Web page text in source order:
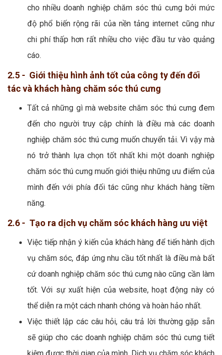
cho nhiều doanh nghiệp chăm sóc thú cưng bởi mức
độ phổ biến rộng rãi của nền tảng internet cũng như
chi phí thấp hơn rất nhiều cho việc đầu tư vào quảng
cáo.
2.5 - Giới thiệu hình ảnh tốt của công ty đến đối
tác và khách hàng chăm sóc thú cưng
Tất cả những gì mà website chăm sóc thú cưng đem
đến cho người truy cập chính là điều mà các doanh
nghiệp chăm sóc thú cưng muốn chuyển tải. Vì vậy mà
nó trở thành lựa chọn tốt nhất khi một doanh nghiệp
chăm sóc thú cưng muốn giới thiệu những ưu điểm của
mình đến với phía đối tác cũng như khách hàng tiềm
năng.
2.6 - Tạo ra dịch vụ chăm sóc khách hàng ưu việt
Việc tiếp nhận ý kiến của khách hàng để tiến hành dịch
vụ chăm sóc, đáp ứng nhu cầu tốt nhất là điều mà bất
cứ doanh nghiệp chăm sóc thú cưng nào cũng cần làm
tốt. Với sự xuất hiện của website, hoạt động này có
thể diễn ra một cách nhanh chóng và hoàn hảo nhất.
Việc thiết lập các câu hỏi, câu trả lời thường gặp sẵn
sẽ giúp cho các doanh nghiệp chăm sóc thú cưng tiết